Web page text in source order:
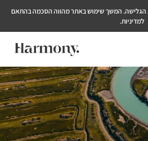
הגלישה. המשך שימוש באתר מהווה הסכמה בהתאם
למדיניות.